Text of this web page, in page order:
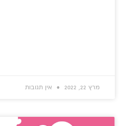
מרץ 22, 2022 אין תגובות